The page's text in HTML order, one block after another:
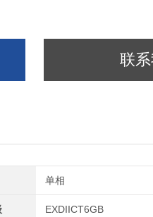
联
单相
EXDIICT6GB